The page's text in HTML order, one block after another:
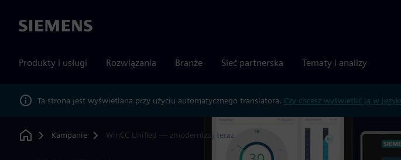
Siemens
Produkty i usługi Rozwiązania Branże Sieć partnerska Tematy i analizy
Ta strona jest wyświetlana przy użyciu automatycznego translatora. Czy chcesz wyświetlić ją w
Home
Kampanie WinCC Unified — zmodernizuj teraz